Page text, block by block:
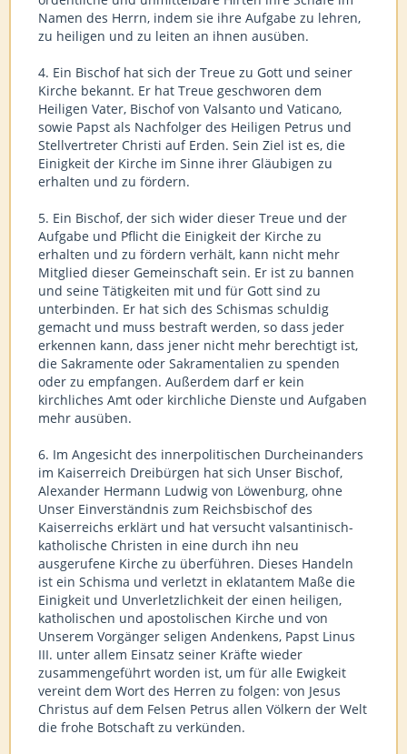
Namen des Herrn, indem sie ihre Aufgabe zu lehren,
zu heiligen und zu leiten an ihnen ausüben.
4. Ein Bischof hat sich der Treue zu Gott und seiner
Kirche bekannt. Er hat Treue geschworen dem
Heiligen Vater, Bischof von Valsanto und Vaticano,
sowie Papst als Nachfolger des Heiligen Petrus und
Stellvertreter Christi auf Erden. Sein Ziel ist es, die
Einigkeit der Kirche im Sinne ihrer Gläubigen zu
erhalten und zu fördern.
5. Ein Bischof, der sich wider dieser Treue und der
Aufgabe und Pflicht die Einigkeit der Kirche zu
erhalten und zu fördern verhält, kann nicht mehr
Mitglied dieser Gemeinschaft sein. Er ist zu bannen
und seine Tätigkeiten mit und für Gott sind zu
unterbinden. Er hat sich des Schismas schuldig
gemacht und muss bestraft werden, so dass jeder
erkennen kann, dass jener nicht mehr berechtigt ist,
die Sakramente oder Sakramentalien zu spenden
oder zu empfangen. Außerdem darf er kein
kirchliches Amt oder kirchliche Dienste und Aufgaben
mehr ausüben.
6. Im Angesicht des innerpolitischen Durcheinanders
im Kaiserreich Dreibürgen hat sich Unser Bischof,
Alexander Hermann Ludwig von Löwenburg, ohne
Unser Einverständnis zum Reichsbischof des
Kaiserreichs erklärt und hat versucht valsantinisch-
katholische Christen in eine durch ihn neu
ausgerufene Kirche zu überführen. Dieses Handeln
ist ein Schisma und verletzt in eklatantem Maße die
Einigkeit und Unverletzlichkeit der einen heiligen,
katholischen und apostolischen Kirche und von
Unserem Vorgänger seligen Andenkens, Papst Linus
III. unter allem Einsatz seiner Kräfte wieder
zusammengeführt worden ist, um für alle Ewigkeit
vereint dem Wort des Herren zu folgen: von Jesus
Christus auf dem Felsen Petrus allen Völkern der Welt
die frohe Botschaft zu verkünden.